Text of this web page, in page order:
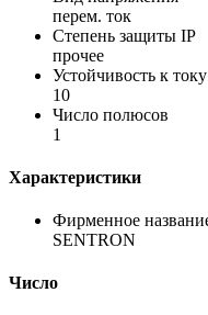
перем. ток
Степень защиты IP
прочее
Устойчивость к
10
Число полюсов
1
Характеристики
Фирменное
SENTRON
Число